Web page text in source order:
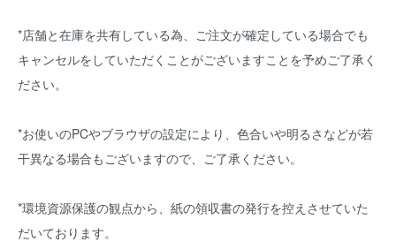
*店舗と在庫を共有している為、ご注文が確定している場合でも
キャンセルをしていただくことがございますことを予めご了承く
ださい。
*お使いのPCやブラウザの設定により、色合いや明るさなどが若
干異なる場合もございますので、ご了承ください。
*環境資源保護の観点から、紙の領収書の発行を控えさせていた
だいております。